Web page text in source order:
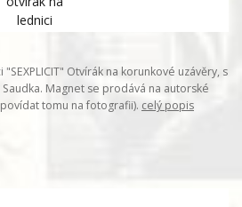
Otvírák na korunkové uzávěry, s
Saudka. Magnet se prodává na autorské
tomu na fotografii). celý popis